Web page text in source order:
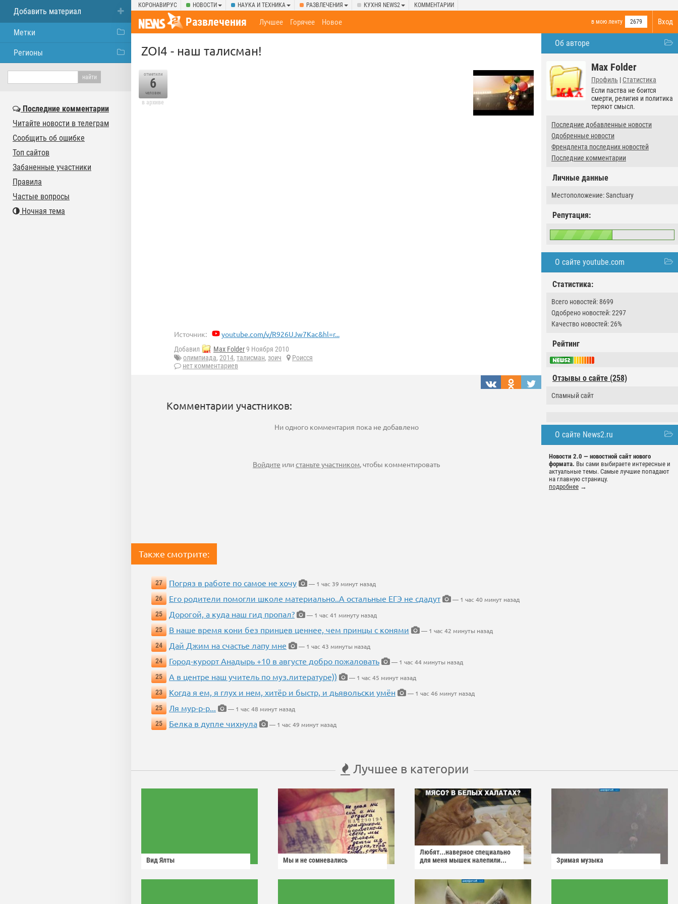
КОРОНАВИРУС НОВОСТИ НАУКА И ТЕХНИКА РАЗВЛЕЧЕНИЯ КУХНЯ NEWS2 КОММЕНТАРИИ
Вход
Развлечения в мою ленту 2679
Лучшее Горячее Новое
Об авторе
Max Folder
Профиль | Статистика
Если паства не боится
смерти, религия и политика
теряют смысл.
Последние добавленные новости
Одобренные новости
Френдлента последних новостей
Последние комментарии
Личные данные
Местоположение: Sanctuary
Репутация:
О сайте youtube.com
Статистика:
Всего новостей: 8699
Одобрено новостей: 2297
Качество новостей: 26%
Рейтинг
Отзывы о сайте (258)
Спамный сайт
О сайте News2.ru
Новости 2.0 — новостной сайт нового
формата. Вы сами выбираете интересные и
актуальные темы. Самые лучшие попадают
на главную страницу.
подробнее →
ZOI4 - наш талисман!
отметили
6
человек
в архиве
Источник: youtube.com/v/R926UJw7Kac&hl=r...
Добавил Max Folder9 Ноября 2010
олимпиада, 2014, талисман, зоич
Роисся
нет комментариев
Комментарии участников:
Ни одного комментария пока не добавлено
Войдите илистаньте участником, чтобы комментировать
Также смотрите:
27 Погряз в работе по самое не хочу
— 1 час 39 минут назад
26
Его родители помогли школе материально..А остальные ЕГЭ не сдадут
— 1 час 40 минут назад
25
Дорогой, а куда наш гид пропал?
— 1 час 41 минуту назад
25
В наше время кони без принцев ценнее, чем принцы с конями
— 1 час 42 минуты назад
24
Дай Джим на счастье лапу мне
— 1 час 43 минуты назад
24
Город-курорт Анадырь +10 в августе добро пожаловать
— 1 час 44 минуты назад
25
А в центре наш учитель по муз.литературе))
— 1 час 45 минут назад
23
Когда я ем, я глух и нем, хитёр и быстр, и дьявольски умён
— 1 час 46 минут назад
25
Ля мур-р-р...
— 1 час 48 минут назад
25
Белка в дупле чихнула — 1 час 49 минут назад
Лучшее в категории
Вид Ялты Мы и не сомневались
Любят...наверное специально
для меня мышек налепили...
Зримая музыка
Добавить материал
Метки
Регионы
Последние комментарии
Читайте новости в телеграм
Сообщить об ошибке
Топ сайтов
Забаненные участники
Правила
Частые вопросы
Ночная тема